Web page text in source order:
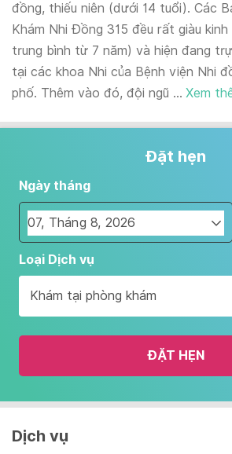
đồng, thiếu niên (dưới 14 tuổi). Các
Khám Nhi Đồng 315 đều rất giàu kinh
trung bình từ 7 năm) và hiện đang
tại các khoa Nhi của Bệnh viện Nhi
phố. Thêm vào đó, đội ngũ ... Xem
Đặt hẹn
Ngày tháng
Navigate
forward
interact
with
the
and
date.
Loại Dịch vụ
Khám tại phòng khám
ĐẶT HẸN
Dịch vụ